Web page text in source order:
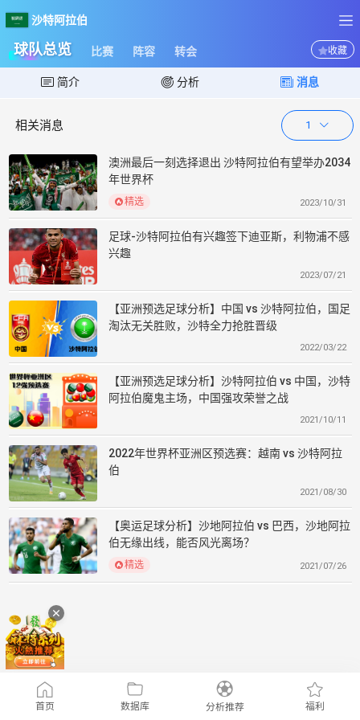
沙特阿拉伯
沙特阿拉伯
球队总览 比赛 阵容 转会 收藏
简介 分析 消息
相关消息 1
澳洲最后一刻选择退出 沙特阿拉伯有望举办2034
年世界杯
精选 2023/10/31
足球-沙特阿拉伯有兴趣签下迪亚斯，利物浦不感
兴趣
2023/07/21
【亚洲预选足球分析】中国 vs 沙特阿拉伯，国足
淘汰无关胜败，沙特全力抢胜晋级
2022/03/22
【亚洲预选足球分析】沙特阿拉伯 vs 中国，沙特
阿拉伯魔鬼主场，中国强攻荣誉之战
2021/10/11
2022年世界杯亚洲区预选赛：越南 vs 沙特阿拉
伯
2021/08/30
【奥运足球分析】沙地阿拉伯 vs 巴西，沙地阿拉
伯无缘出线，能否风光离场？
精选 2021/07/26